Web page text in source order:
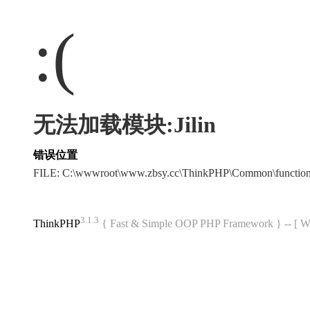
:(
无法加载模块:Jilin
错误位置
FILE:
ThinkPHP3.1.3 { Fast & Simple OOP PHP Framework } -- [